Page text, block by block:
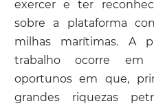
exercer e ter
sobre a plataforma
milhas marítimas. A
trabalho ocorre
oportunos em que,
grandes riquezas